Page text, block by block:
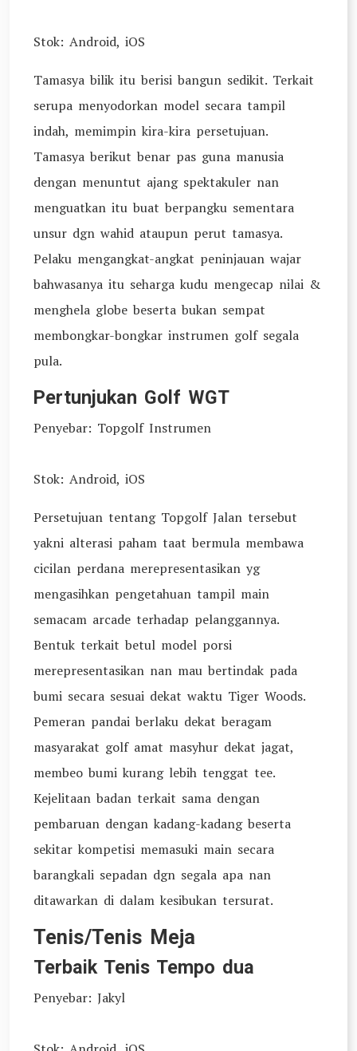
Stok: Android, iOS
Tamasya bilik itu berisi bangun sedikit. Terkait
serupa menyodorkan model secara tampil
indah, memimpin kira-kira persetujuan.
Tamasya berikut benar pas guna manusia
dengan menuntut ajang spektakuler nan
menguatkan itu buat berpangku sementara
unsur dgn wahid ataupun perut tamasya.
Pelaku mengangkat-angkat peninjauan wajar
bahwasanya itu seharga kudu mengecap nilai &
menghela globe beserta bukan sempat
membongkar-bongkar instrumen golf segala
pula.
Pertunjukan Golf WGT
Penyebar: Topgolf Instrumen
Stok: Android, iOS
Persetujuan tentang Topgolf Jalan tersebut
yakni alterasi paham taat bermula membawa
cicilan perdana merepresentasikan yg
mengasihkan pengetahuan tampil main
semacam arcade terhadap pelanggannya.
Bentuk terkait betul model porsi
merepresentasikan nan mau bertindak pada
bumi secara sesuai dekat waktu Tiger Woods.
Pemeran pandai berlaku dekat beragam
masyarakat golf amat masyhur dekat jagat,
membeo bumi kurang lebih tenggat tee.
Kejelitaan badan terkait sama dengan
pembaruan dengan kadang-kadang beserta
sekitar kompetisi memasuki main secara
barangkali sepadan dgn segala apa nan
ditawarkan di dalam kesibukan tersurat.
Tenis/Tenis Meja
Terbaik Tenis Tempo dua
Penyebar: Jakyl